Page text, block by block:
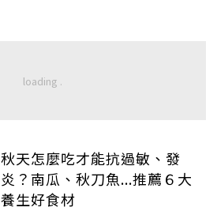
秋天怎麼吃才能抗過敏、發
炎？南瓜、秋刀魚...推薦６大
養生好食材